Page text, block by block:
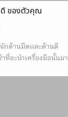
ของตัวคุณ
จักด้านมืดและด้านดี
ที่จะนำเครื่องมือนั้นมา